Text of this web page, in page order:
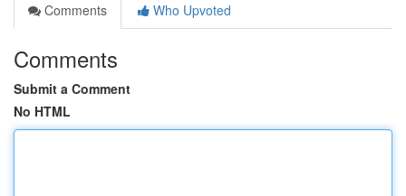
Comments
Who Upvoted
Comments
Submit a Comment
No HTML